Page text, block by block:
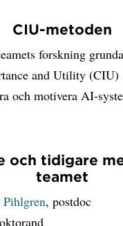
CIU-metoden
forskning
and Utility (CIU)
och motivera AI-
och tidigare
teamet
Pihlgren, postdoc